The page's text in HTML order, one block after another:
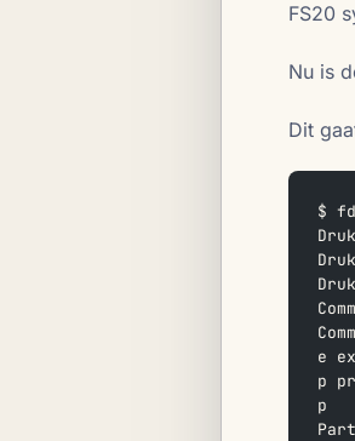
FS20
Nu is
Dit
$
e
p
p